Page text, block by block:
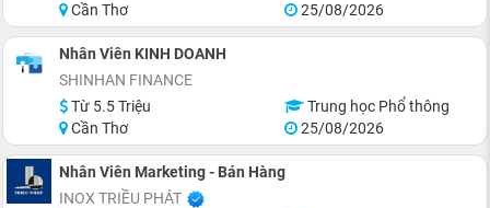
Cần Thơ
25/08/2026
Nhân Viên KINH DOANH
SHINHAN FINANCE
Từ 5.5 Triệu
Trung học Phổ thông
Cần Thơ
25/08/2026
Nhân Viên Marketing - Bán Hàng
INOX TRIỀU PHÁT